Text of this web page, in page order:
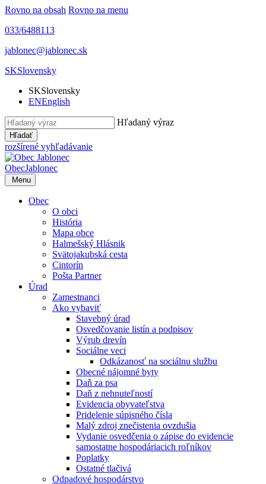
Rovno na obsah Rovno na menu
033/6488113
jablonec@jablonec.sk
SKSlovensky
SKSlovensky
ENEnglish
Hľadaný výraz
Hľadať
rozšírené vyhľadávanie
ObecJablonec
Menu
Obec
O obci
História
Mapa obce
Halmešský Hlásnik
Svätojakubská cesta
Cintorín
Pošta Partner
Úrad
Zamestnanci
Ako vybaviť
Stavebný úrad
Osvedčovanie listín a podpisov
Výrub drevín
Sociálne veci
Odkázanosť na sociálnu službu
Obecné nájomné byty
Daň za psa
Daň z nehnuteľností
Evidencia obyvateľstva
Pridelenie súpisného čísla
Malý zdroj znečistenia ovzdušia
Vydanie osvedčenia o zápise do evidencie
samostatne hospodáriacich roľníkov
Poplatky
Ostatné tlačivá
Odpadové hospodárstvo